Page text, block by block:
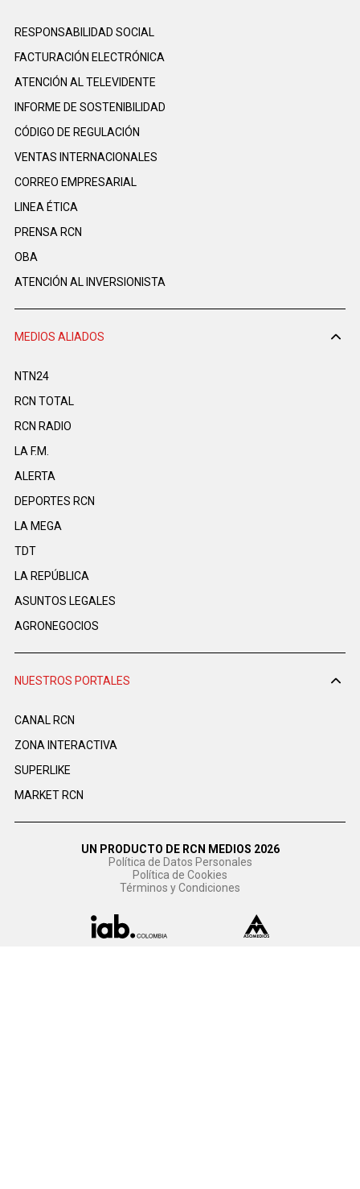
RESPONSABILIDAD SOCIAL
FACTURACIÓN ELECTRÓNICA
ATENCIÓN AL TELEVIDENTE
INFORME DE SOSTENIBILIDAD
CÓDIGO DE REGULACIÓN
VENTAS INTERNACIONALES
CORREO EMPRESARIAL
LINEA ÉTICA
PRENSA RCN
OBA
ATENCIÓN AL INVERSIONISTA
MEDIOS ALIADOS
NTN24
RCN TOTAL
RCN RADIO
LA F.M.
ALERTA
DEPORTES RCN
LA MEGA
TDT
LA REPÚBLICA
ASUNTOS LEGALES
AGRONEGOCIOS
NUESTROS PORTALES
CANAL RCN
ZONA INTERACTIVA
SUPERLIKE
MARKET RCN
UN PRODUCTO DE RCN MEDIOS 2026
Política de Datos Personales
Política de Cookies
Términos y Condiciones